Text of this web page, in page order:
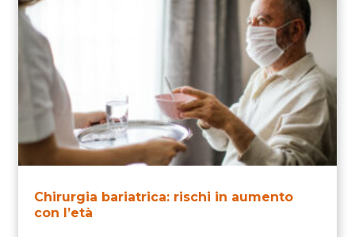
Chirurgia bariatrica: rischi in aumento
con l’età